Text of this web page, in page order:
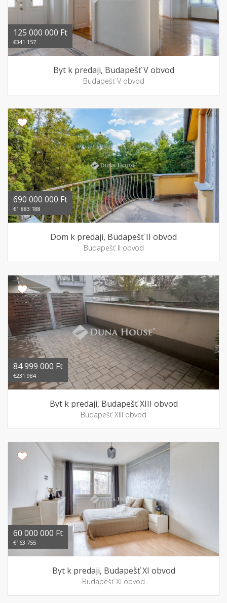
125 000 000 Ft
€341 157
Byt k predaji, Budapešť V obvod
Budapešť V obvod
690 000 000 Ft
€1 883 188
Dom k predaji, Budapešť II obvod
Budapešť II obvod
84 999 000 Ft
€231 984
Byt k predaji, Budapešť XIII obvod
Budapešť XIII obvod
60 000 000 Ft
€163 755
Byt k predaji, Budapešť XI obvod
Budapešť XI obvod